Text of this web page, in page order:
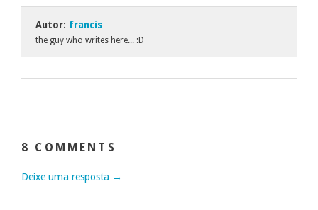
Autor: francis
the guy who writes here... :D
8 COMMENTS
Deixe uma resposta →